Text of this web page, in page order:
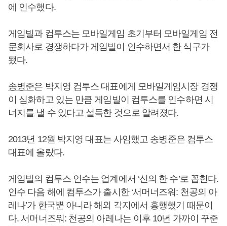
에 인수했다.
게임빌과 컴투스는 모바일게임 초기부터 모바일게임 전
문회사로 경쟁하다가 게임빌이 인수하면서 한 식구가
됐다.
송병준은 박지영 컴투스 대표에게 모바일게임시장 경쟁
이 심화하고 있는 만큼 게임빌이 컴투스를 인수하면 시
너지를 낼 수 있다고 설득한 것으로 알려졌다.
2013년 12월 박지영 대표는 사임했고 송병준은 컴투스
대표에 올랐다.
게임빌의 컴투스 인수는 업계에서 ‘신의 한 수’로 꼽힌다.
인수 다음 해에 컴투스가 출시한 ‘서머너즈워: 천공의 아
레나’가 한국뿐 아니라 해외 각지에서 흥행했기 때문이
다. 서머너즈워: 천공의 아레나는 이후 10년 가까이 꾸준